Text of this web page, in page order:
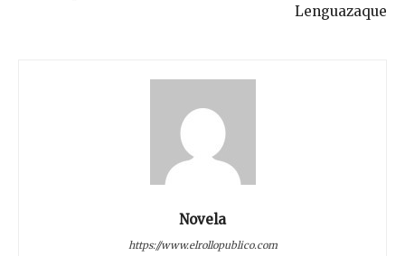
Lenguazaque
Novela
https://www.elrollopublico.com